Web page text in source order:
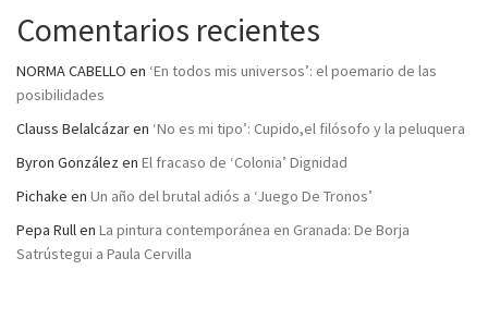
Comentarios recientes
NORMA CABELLO en ‘En todos mis universos’: el poemario de las
posibilidades
Clauss Belalcázaren ‘No es mi tipo’: Cupido,el filósofo y la peluquera
Byron González en El fracaso de ‘Colonia’ Dignidad
Pichake en Un año del brutal adiós a ‘Juego De Tronos’
Pepa Rullen La pintura contemporánea en Granada: De Borja
Satrústegui a Paula Cervilla